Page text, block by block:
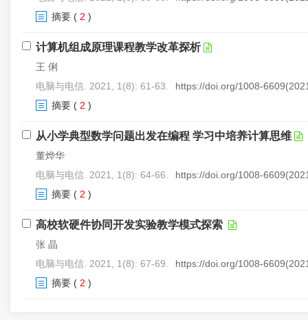
摘要 ( 2 )
计算机组成原理课程教学改革探析
王 俐
电脑与电信. 2021, 1(8): 61-63.
https://doi.org/1008-
摘要 ( 2 )
从小学典型数学问题出发在编程 学习中培养计算思维
董烨华
电脑与电信. 2021, 1(8): 64-66.
https://doi.org/1008-
摘要 ( 2 )
高校软硬件协同开发实验教学模式探索
张 晶
电脑与电信. 2021, 1(8): 67-69.
https://doi.org/1008-
摘要 ( 2 )